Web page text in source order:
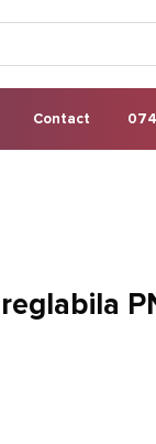
Contact